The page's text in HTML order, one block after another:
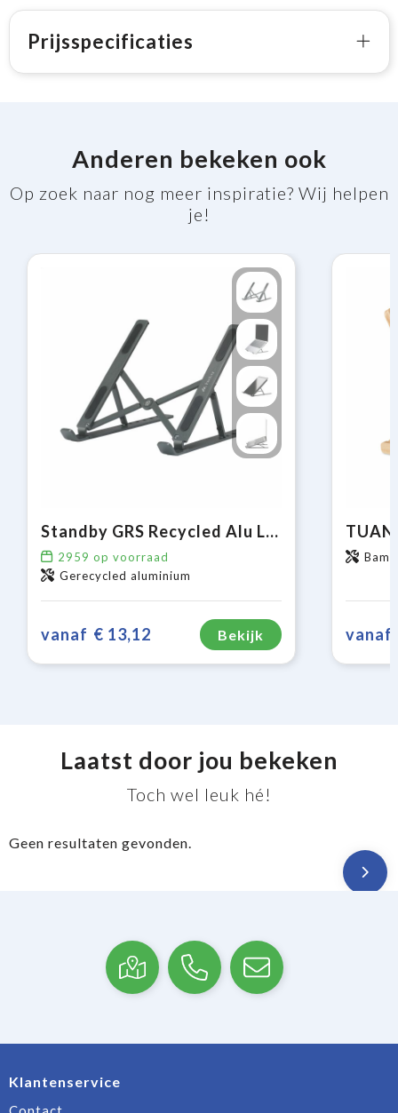
Prijsspecificaties
Anderen bekeken ook
Op zoek naar nog meer inspiratie? Wij helpen
je!
Standby GRS Recycled Alu Laptop Stand
2959 op voorraad
Gerecycled aluminium
vanaf € 13,12 Bekijk vanaf
Laatst door jou bekeken
Toch wel leuk hé!
Geen resultaten gevonden.
Klantenservice